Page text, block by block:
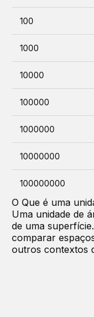
100
1000
10000
100000
1000000
10000000
100000000
O Que é uma
Uma unidade de
de uma
comparar
outros contextos